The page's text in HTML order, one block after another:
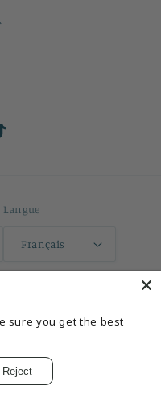
Langue
Français
sure you get the best
Reject